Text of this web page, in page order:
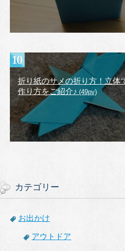
折り紙のサメの折り方！立体
作り方をご紹介♪ (49pv)
カテゴリー
お出かけ
アウトドア